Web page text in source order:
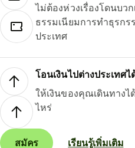
ไม่ต้องห่วงเรื่องโดนบว
ธรรมเนียมการทำธุรกร
ประเทศ
โอนเงินไปต่างประเทศ
ให้เงินของคุณเดินทางไ
ไหร่
สมัคร เรียนรู้เพิ่มเติม